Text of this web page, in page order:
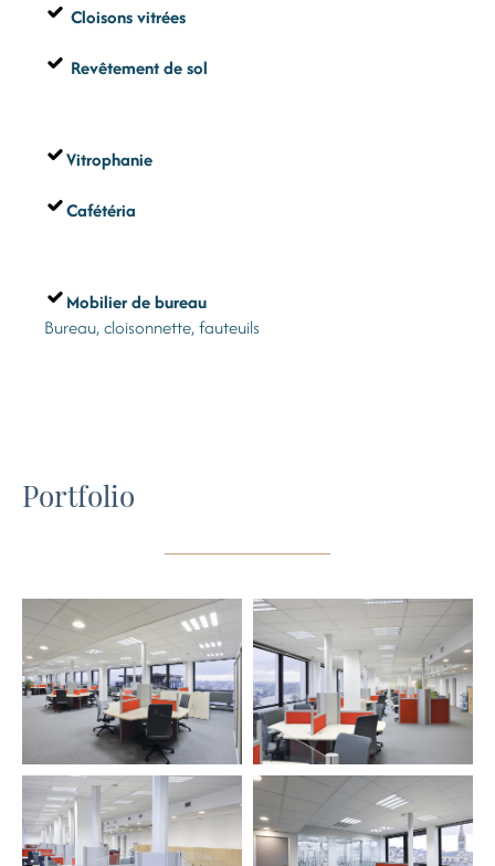
Cloisonsvitrées
Revêtement de sol
Vitrophanie
Cafétéria
Mobilier de bureau
Bureau, cloisonnette, fauteuils
Portfolio